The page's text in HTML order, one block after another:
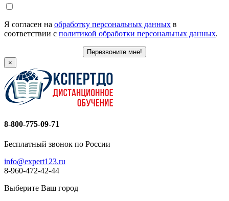
Я согласен на обработку персональных данных в
соответствии с политикой обработки персональных данных.
Перезвоните мне!
×
8-800-775-09-71
Бесплатный звонок по России
info@expert123.ru
8-960-472-42-44
Выберите Ваш город